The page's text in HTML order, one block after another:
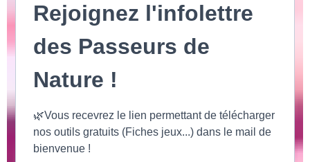
Rejoignez l'infolettre
des Passeurs de
Nature !
🌿Vous recevrez le lien permettant de télécharger
nos outils gratuits (Fiches jeux...) dans le mail de
bienvenue !